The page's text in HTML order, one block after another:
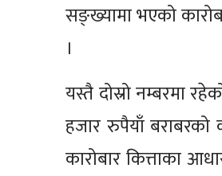
सङ्ख्यामा भएको
।
यस्तै दोस्रो नम्बरमा
हजार रुपैयाँ बराबरको
कारोबार कित्ताका